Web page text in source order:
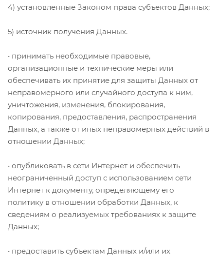
4) установленные Законом права субъектов Данных;
5) источник получения Данных.
• принимать необходимые правовые,
организационные и технические меры или
обеспечивать их принятие для защиты Данных от
неправомерного или случайного доступа к ним,
уничтожения, изменения, блокирования,
копирования, предоставления, распространения
Данных, а также от иных неправомерных действий в
отношении Данных;
• опубликовать в сети Интернет и обеспечить
неограниченный доступ с использованием сети
Интернет к документу, определяющему его
политику в отношении обработки Данных, к
сведениям о реализуемых требованиях к защите
Данных;
• предоставить субъектам Данных и/или их